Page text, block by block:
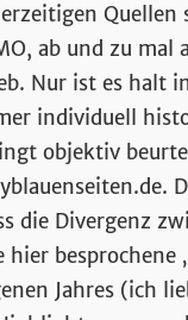
Quellen
ab und zu mal
Nur ist es halt
individuell
objektiv
die Divergenz
hier besprochene
Jahres (ich